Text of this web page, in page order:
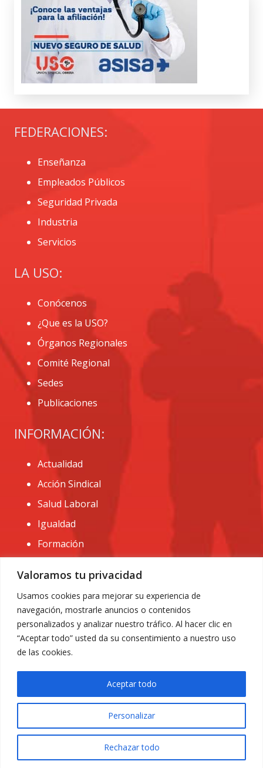
Valoramos tu privacidad
Usamos cookies para mejorar su experiencia de
navegación, mostrarle anuncios o contenidos
personalizados y analizar nuestro tráfico. Al hacer clic en
“Aceptar todo” usted da su consentimiento a nuestro uso
de las cookies.
Personalizar
Rechazar todo
Aceptar todo
FEDERACIONES:
Enseñanza
Empleados Públicos
Seguridad Privada
Industria
Servicios
LA USO:
Conócenos
¿Que es la USO?
Órganos Regionales
Comité Regional
Sedes
Publicaciones
INFORMACIÓN:
Actualidad
Acción Sindical
Salud Laboral
Igualdad
Formación
CONTACTO:
administracion@usomurcia.org
968 25 01 20
C/ Huerto de las bombas nº6. 30009 Murcia
Privacidad|
© 2018 Todos los derechos reservados. Diseño web
ACRILONIA